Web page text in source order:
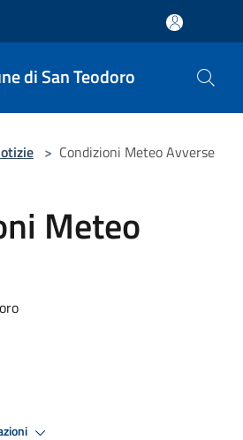
di San Teodoro
> Condizioni Meteo Avverse
Meteo